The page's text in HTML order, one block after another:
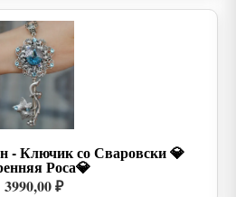
- Ключик со Сваровски 💎
Роса💎
3990,00 ₽